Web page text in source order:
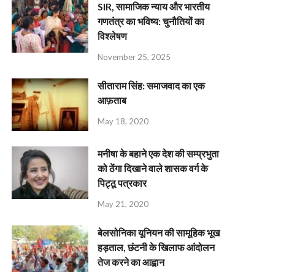
SIR, सामाजिक न्याय और भारतीय
गणतंत्र का भविष्य: चुनौतियों का
विश्लेषण
November 25, 2025
सीताराम सिंह: समाजवाद का एक
आफ़ताब
May 18, 2020
मनीषा के बहाने एक देश की सम्प्रभुता
को ठेंगा दिखाने वाले शासक वर्ग के
पिट्ठू पत्रकार
May 21, 2020
बेलसोनिका यूनियन की सामूहिक भूख
हड़ताल, छंटनी के खिलाफ आंदोलन
तेज करने का आह्वान